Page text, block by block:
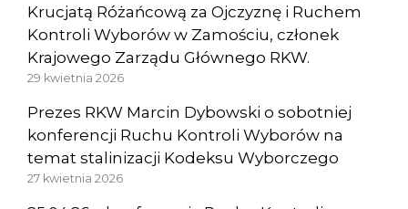
Krucjatą Różańcową za Ojczyznę i Ruchem
Kontroli Wyborów w Zamościu, członek
Krajowego Zarządu Głównego RKW.
29 kwietnia 2026
Prezes RKW Marcin Dybowski o sobotniej
konferencji Ruchu Kontroli Wyborów na
temat stalinizacji Kodeksu Wyborczego
27 kwietnia 2026